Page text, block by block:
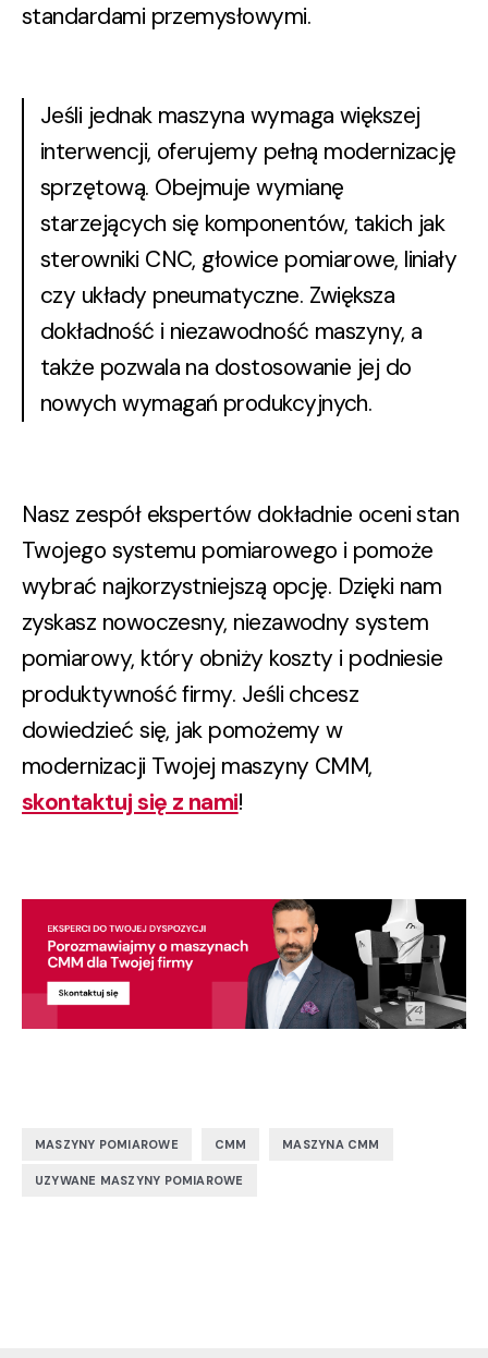
standardami przemysłowymi.
Jeśli jednak maszyna wymaga większej
interwencji, oferujemy pełną modernizację
sprzętową. Obejmuje wymianę
starzejących się komponentów, takich jak
sterowniki CNC, głowice pomiarowe, liniały
czy układy pneumatyczne. Zwiększa
dokładność i niezawodność maszyny, a
także pozwala na dostosowanie jej do
nowych wymagań produkcyjnych.
Nasz zespół ekspertów dokładnie oceni stan
Twojego systemu pomiarowego i pomoże
wybrać najkorzystniejszą opcję. Dzięki nam
zyskasz nowoczesny, niezawodny system
pomiarowy, który obniży koszty i podniesie
produktywność firmy. Jeśli chcesz
dowiedzieć się, jak pomożemy w
modernizacji Twojej maszyny CMM,
skontaktuj się z nami!
MASZYNY POMIAROWE CMM MASZYNA CMM
UZYWANE MASZYNY POMIAROWE